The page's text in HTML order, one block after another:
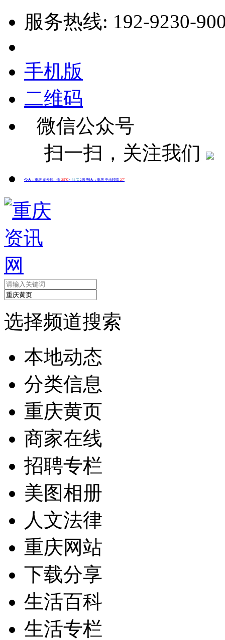
服务热线: 192-9230-
手机版
二维码
微信公众号
扫一扫，关注我们
选择频道搜索
本地动态
分类信息
重庆黄页
商家在线
招聘专栏
美图相册
人文法律
重庆网站
下载分享
生活百科
生活专栏